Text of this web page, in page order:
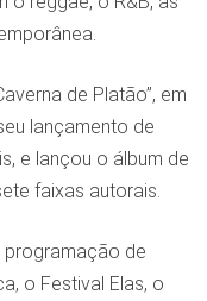
de Platão”, em
lançamento de
e lançou o álbum de
faixas autorais.
programação de
o Festival Elas, o